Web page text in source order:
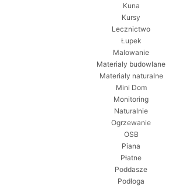
Kuna
Kursy
Lecznictwo
Łupek
Malowanie
Materiały budowlane
Materiały naturalne
Mini Dom
Monitoring
Naturalnie
Ogrzewanie
OSB
Piana
Płatne
Poddasze
Podłoga